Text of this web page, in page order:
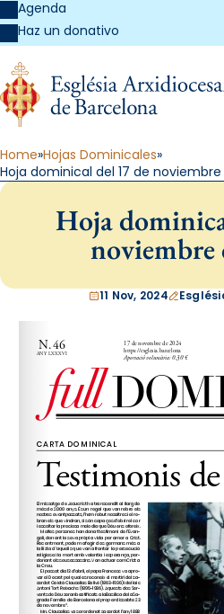
Agenda
Haz un donativo
Home Hojas Dominicales
Hoja dominical del 17 de
Hoja
noviembre
11 Nov, 2024